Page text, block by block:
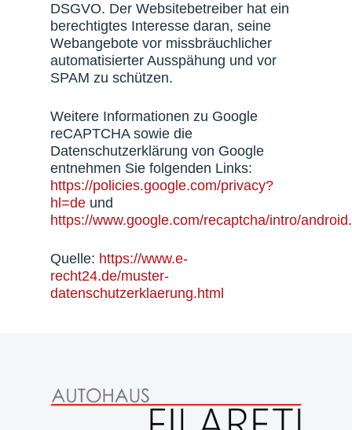
DSGVO. Der Websitebetreiber hat ein
berechtigtes Interesse daran, seine
Webangebote vor missbräuchlicher
automatisierter Ausspähung und vor
SPAM zu schützen.
Weitere Informationen zu Google
reCAPTCHA sowie die
Datenschutzerklärung von Google
entnehmen Sie folgenden Links:
https://policies.google.com/privacy?
hl=de und
https://www.google.com/recaptcha/intro/
Quelle: https://www.e-
recht24.de/muster-
datenschutzerklaerung.html